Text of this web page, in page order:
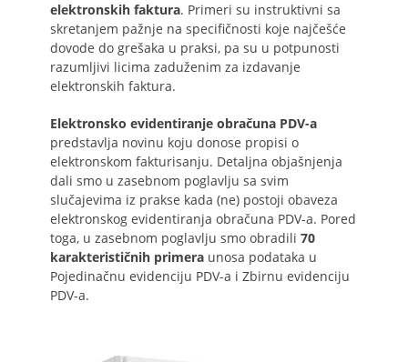
elektronskih faktura. Primeri su instruktivni sa
skretanjem pažnje na specifičnosti koje najčešće
dovode do grešaka u praksi, pa su u potpunosti
razumljivi licima zaduženim za izdavanje
elektronskih faktura.
Elektronsko evidentiranje obračuna PDV-a
predstavlja novinu koju donose propisi o
elektronskom fakturisanju. Detaljna objašnjenja
dali smo u zasebnom poglavlju sa svim
slučajevima iz prakse kada (ne) postoji obaveza
elektronskog evidentiranja obračuna PDV-a. Pored
toga, u zasebnom poglavlju smo obradili 70
karakterističnih primera unosa podataka u
Pojedinačnu evidenciju PDV-a i Zbirnu evidenciju
PDV-a.